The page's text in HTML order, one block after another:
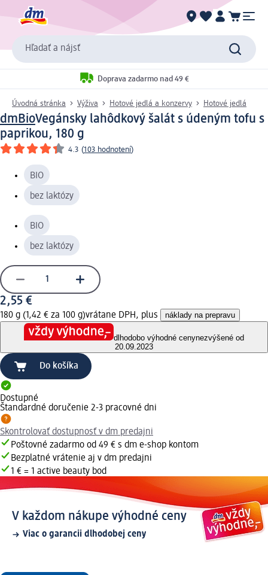
Hľadať a nájsť
Doprava zadarmo nad 49 €
Úvodná stránka Výživa Hotové jedlá a konzervy Hotové jedlá
dmBioVegánsky lahôdkový šalát s údeným tofu s
paprikou, 180 g
4.3 (103 hodnotení)
BIO
bez laktózy
BIO
bez laktózy
2,55 €
180 g (1,42 € za 100 g)vrátane DPH, plus náklady na prepravu
dlhodobo výhodné cenynezvýšené od
20.09.2023
Do košíka
Dostupné
Štandardné doručenie 2-3 pracovné dni
Skontrolovať dostupnosť v dm predajni
Poštovné zadarmo od 49 € s dm e-shop kontom
Bezplatné vrátenie aj v dm predajni
1 € = 1 active beauty bod
V každom nákupe výhodné ceny
Viac o garancii dlhodobej ceny